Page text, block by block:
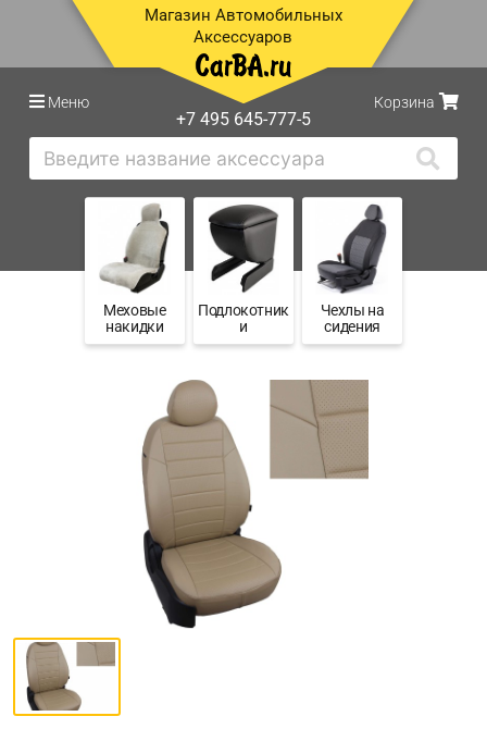
Магазин Автомобильных
Аксессуаров
Меню
+7 495 645-777-5
Корзина
Меховые
накидки
Подлокотник
и
Чехлы на
сидения